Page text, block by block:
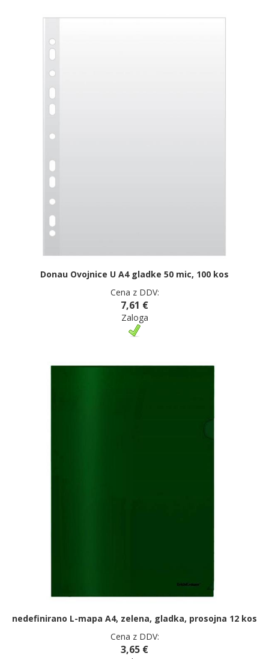
Donau Ovojnice U A4 gladke 50 mic, 100 kos
Cena z DDV:
7,61 €
Zaloga
nedefinirano L-mapa A4, zelena, gladka, prosojna 12 kos
Cena z DDV:
3,65 €